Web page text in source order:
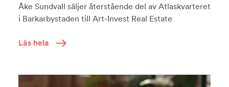
Åke Sundvall säljer återstående del av Atlaskvarteret
i Barkarbystaden till Art-Invest Real Estate
Läs hela